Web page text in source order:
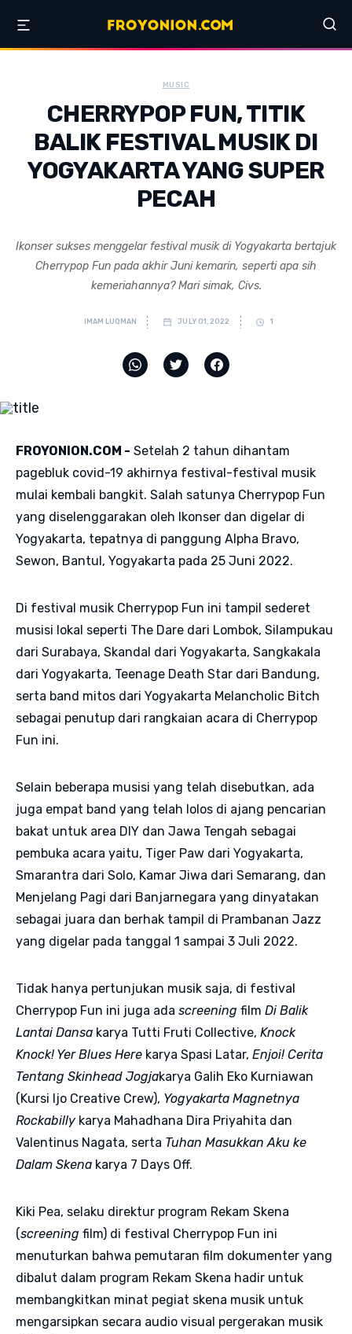
MUSIC
CHERRYPOP FUN, TITIK
BALIK FESTIVAL MUSIK DI
YOGYAKARTA YANG SUPER
PECAH
Ikonser sukses menggelar festival musik di Yogyakarta bertajuk
Cherrypop Fun pada akhir Juni kemarin, seperti apa sih
kemeriahannya? Mari simak, Civs.
IMAM LUQMAN JULY 01, 2022 1
FROYONION.COM - Setelah 2 tahun dihantam
pagebluk covid-19 akhirnya festival-festival musik
mulai kembali bangkit. Salah satunya Cherrypop Fun
yang diselenggarakan oleh Ikonser dan digelar di
Yogyakarta, tepatnya di panggung Alpha Bravo,
Sewon, Bantul, Yogyakarta pada 25 Juni 2022.
Di festival musik Cherrypop Fun ini tampil sederet
musisi lokal seperti The Dare dari Lombok, Silampukau
dari Surabaya, Skandal dari Yogyakarta, Sangkakala
dari Yogyakarta, Teenage Death Star dari Bandung,
serta band mitos dari Yogyakarta Melancholic Bitch
sebagai penutup dari rangkaian acara di Cherrypop
Fun ini.
Selain beberapa musisi yang telah disebutkan, ada
juga empat band yang telah lolos di ajang pencarian
bakat untuk area DIY dan Jawa Tengah sebagai
pembuka acara yaitu, Tiger Paw dari Yogyakarta,
Smarantra dari Solo, Kamar Jiwa dari Semarang, dan
Menjelang Pagi dari Banjarnegara yang dinyatakan
sebagai juara dan berhak tampil di Prambanan Jazz
yang digelar pada tanggal 1 sampai 3 Juli 2022.
Tidak hanya pertunjukan musik saja, di festival
Cherrypop Fun ini juga ada screening film Di Balik
Lantai Dansa karya Tutti Fruti Collective, Knock
Knock! Yer Blues Here karya Spasi Latar, Enjoi! Cerita
Tentang Skinhead Jogjakarya Galih Eko Kurniawan
(Kursi Ijo Creative Crew), Yogyakarta Magnetnya
Rockabilly karya Mahadhana Dira Priyahita dan
Valentinus Nagata, serta Tuhan Masukkan Aku ke
Dalam Skena karya 7 Days Off.
Kiki Pea, selaku direktur program Rekam Skena
(screening film) di festival Cherrypop Fun ini
menuturkan bahwa pemutaran film dokumenter yang
dibalut dalam program Rekam Skena hadir untuk
membangkitkan minat pegiat skena musik untuk
mengarsipkan secara audio visual pergerakan musik